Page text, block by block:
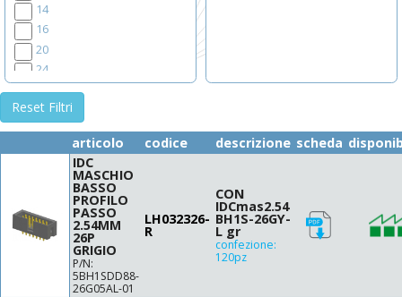
14
16
20
24
26
30
34
60
Reset Filtri
articolo codice descrizione scheda
IDC
MASCHIO
BASSO
PROFILO
PASSO
2.54MM
26P
GRIGIO
P/N:
5BH1SDD88-
26G05AL-01
LH032326-
R
CON
IDCmas2.54
BH1S-26GY-
L gr
confezione:
120pz